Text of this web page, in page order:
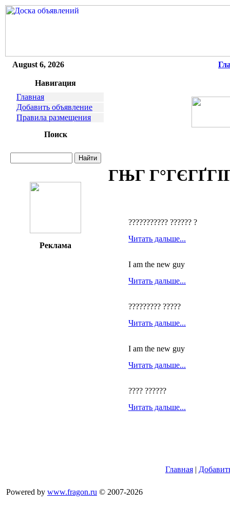
August 6, 2026
Навигация
Главная
Добавить объявление
Правила размещения
Поиск
Реклама
ГЊГ
??????????? ?????? ?
Читать дальше...
I am the new guy
Читать дальше...
????????? ?????
Читать дальше...
I am the new guy
Читать дальше...
???? ??????
Читать дальше...
Главная |
Powered by www.fragon.ru © 2007-2026